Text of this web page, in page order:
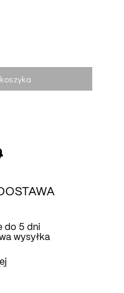
do 5 dni
wysyłka